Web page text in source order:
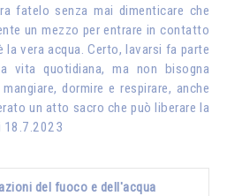
fatelo senza mai dimenticare che
un mezzo per entrare in contatto
la vera acqua. Certo, lavarsi fa parte
vita quotidiana, ma non bisogna
dormire e respirare, anche
un atto sacro che può liberare la
18.7.2023
del fuoco e dell'acqua